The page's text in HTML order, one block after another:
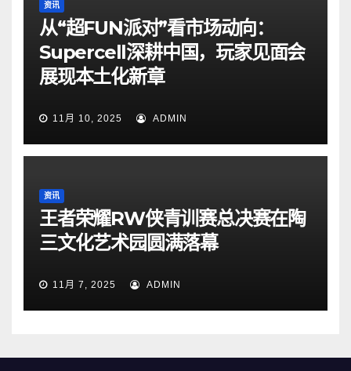
资讯
从“超FUN派对”看市场动向：
Supercell深耕中国，玩家见面会
展现本土化新章
11月 10, 2025 ADMIN
资讯
王者荣耀RW侠青训赛总决赛在陶
三文化艺术园圆满落幕
11月 7, 2025 ADMIN